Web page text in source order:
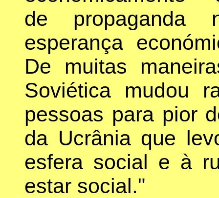
de propaganda
esperança
De muitas
Soviética mudou
pessoas para pior
da Ucrânia que
esfera social e à
estar social."